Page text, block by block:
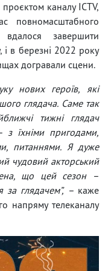
каналу ICTV,
повномасштабного
завершити
і в березні 2022 року
догравали сцени.
нових героїв, які
глядача. Саме так
тижні глядач
їхніми пригодами,
питаннями. Я дуже
чудовий акторський
що цей сезон –
за глядачем”, – каже
напряму телеканалу